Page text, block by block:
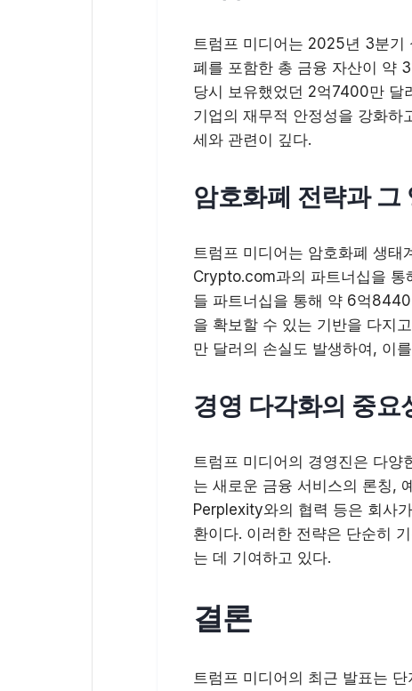
트럼프 미디어는 2025년 3분기
폐를 포함한 총 금융 자산이 약
당시 보유했었던 2억7400만 달
기업의 재무적 안정성을 강화하
세와 관련이 깊다.
암호화폐 전략과 그
트럼프 미디어는 암호화폐 생태
Crypto.com과의 파트너십을 통
들 파트너십을 통해 약 6억
을 확보할 수 있는 기반을 다지
만 달러의 손실도 발생하여, 이
경영 다각화의 중요
트럼프 미디어의 경영진은 다양
는 새로운 금융 서비스의 론칭,
Perplexity와의 협력 등은 회사
환이다. 이러한 전략은 단순히
는 데 기여하고 있다.
결론
트럼프 미디어의 최근 발표는